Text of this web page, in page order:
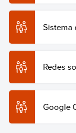
Sistema
Redes
Google